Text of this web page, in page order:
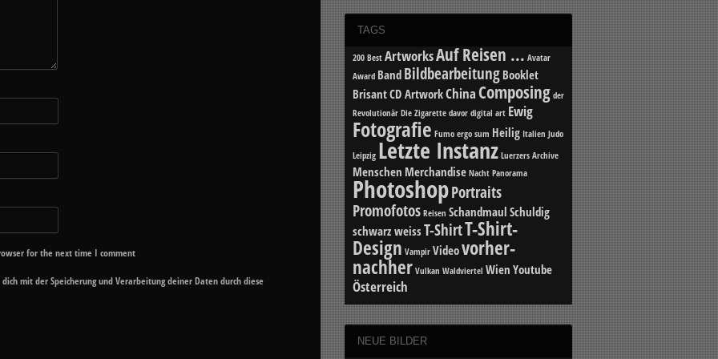
for the next time I comment
mit der Speicherung und Verarbeitung deiner Daten durch diese
TAGS
200 Best ArtworksAuf Reisen ... Avatar
Award Band Bildbearbeitung Booklet
BrisantCD ArtworkChinaComposing der
Revolutionär Die Zigarette davor digital art Ewig
Fotografie Fumo ergo sum Heilig Italien Judo
Leipzig Letzte Instanz Luerzers Archive
Menschen Merchandise Nacht Panorama
PhotoshopPortraits
Promofotos Reisen Schandmaul Schuldig
schwarz weissT-ShirtT-Shirt-
Design Vampir Videovorher-
nachher Vulkan Waldviertel Wien Youtube
Österreich
NEUE BILDER